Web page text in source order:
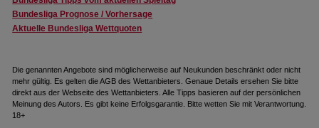
Bundesliga Prognose / Vorhersage
Aktuelle Bundesliga Wettquoten
Die genannten Angebote sind möglicherweise auf Neukunden beschränkt oder nicht
mehr gültig. Es gelten die AGB des Wettanbieters. Genaue Details ersehen Sie bitte
direkt aus der Webseite des Wettanbieters. Alle Tipps basieren auf der persönlichen
Meinung des Autors. Es gibt keine Erfolgsgarantie. Bitte wetten Sie mit Verantwortung.
18+